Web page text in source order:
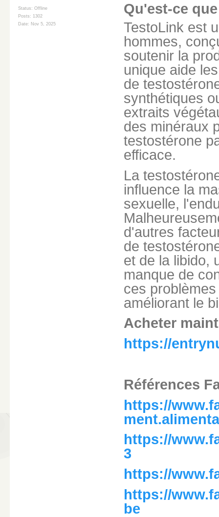
Status: Offline
Posts: 1302
Date: Nov 5, 2025
Qu'est-ce
TestoLink est
hommes,
soutenir la
unique aide
de
synthétiques
extraits
des minéraux
testostérone
efficace.
La
influence la
sexuelle,
d'autres
de
et de la libido,
manque de
ces
améliorant le
Acheter
https://
Références
https://
https://
3
https://
https://
be